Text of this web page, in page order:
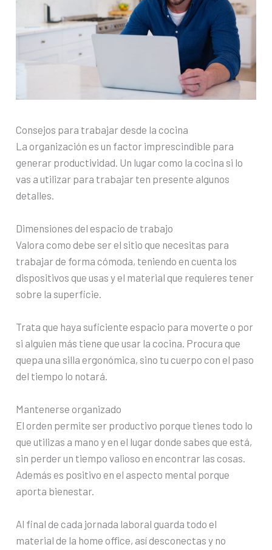
Consejos para trabajar desde la cocina
La organización es un factor imprescindible para
generar productividad. Un lugar como la cocina si lo
vas a utilizar para trabajar ten presente algunos
detalles.
Dimensiones del espacio de trabajo
Valora como debe ser el sitio que necesitas para
trabajar de forma cómoda, teniendo en cuenta los
dispositivos que usas y el material que requieres tener
sobre la superficie.
Trata que haya suficiente espacio para moverte o por
si alguien más tiene que usar la cocina. Procura que
quepa una silla ergonómica, sino tu cuerpo con el paso
del tiempo lo notará.
Mantenerse organizado
El orden permite ser productivo porque tienes todo lo
que utilizas a mano y en el lugar donde sabes que está,
sin perder un tiempo valioso en encontrar las cosas.
Además es positivo en el aspecto mental porque
aporta bienestar.
Al final de cada jornada laboral guarda todo el
material de la home office, así desconectas y no